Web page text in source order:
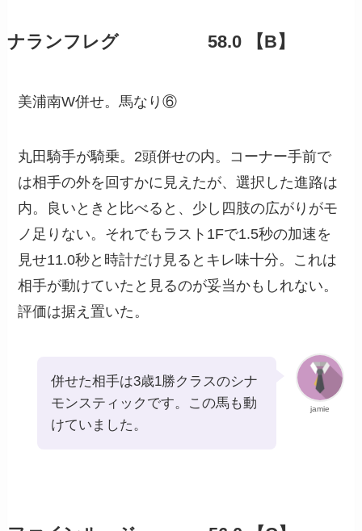
ナランフレグ 58.0 【B】
美浦南W併せ。馬なり⑥
丸田騎手が騎乗。2頭併せの内。コーナー手前で
は相手の外を回すかに見えたが、選択した進路は
内。良いときと比べると、少し四肢の広がりがモ
ノ足りない。それでもラスト1Fで1.5秒の加速を
見せ11.0秒と時計だけ見るとキレ味十分。これは
相手が動けていたと見るのが妥当かもしれない。
評価は据え置いた。
jamie
併せた相手は3歳1勝クラスのシナ
モンスティックです。この馬も動
けていました。